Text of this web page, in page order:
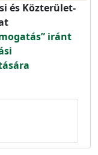
és Közterület-
iránt